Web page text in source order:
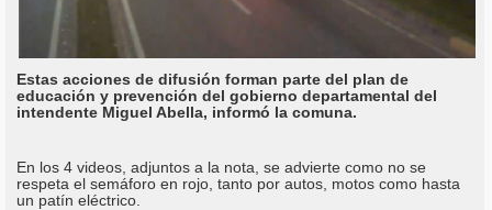
Estas acciones de difusión forman parte del plan de
educación y prevención del gobierno departamental del
intendente Miguel Abella, informó la comuna.
En los 4 videos, adjuntos a la nota, se advierte como no se
respeta el semáforo en rojo, tanto por autos, motos como hasta
un patín eléctrico.